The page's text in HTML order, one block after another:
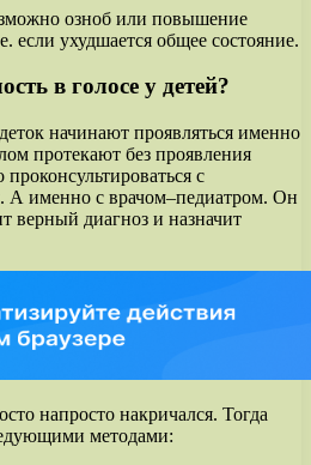
озноб или повышение
если ухудшается общее состояние.
в голосе у детей?
начинают проявляться именно
протекают без проявления
с
А именно с врачом–педиатром. Он
верный диагноз и назначит
напросто накричался. Тогда
методами: